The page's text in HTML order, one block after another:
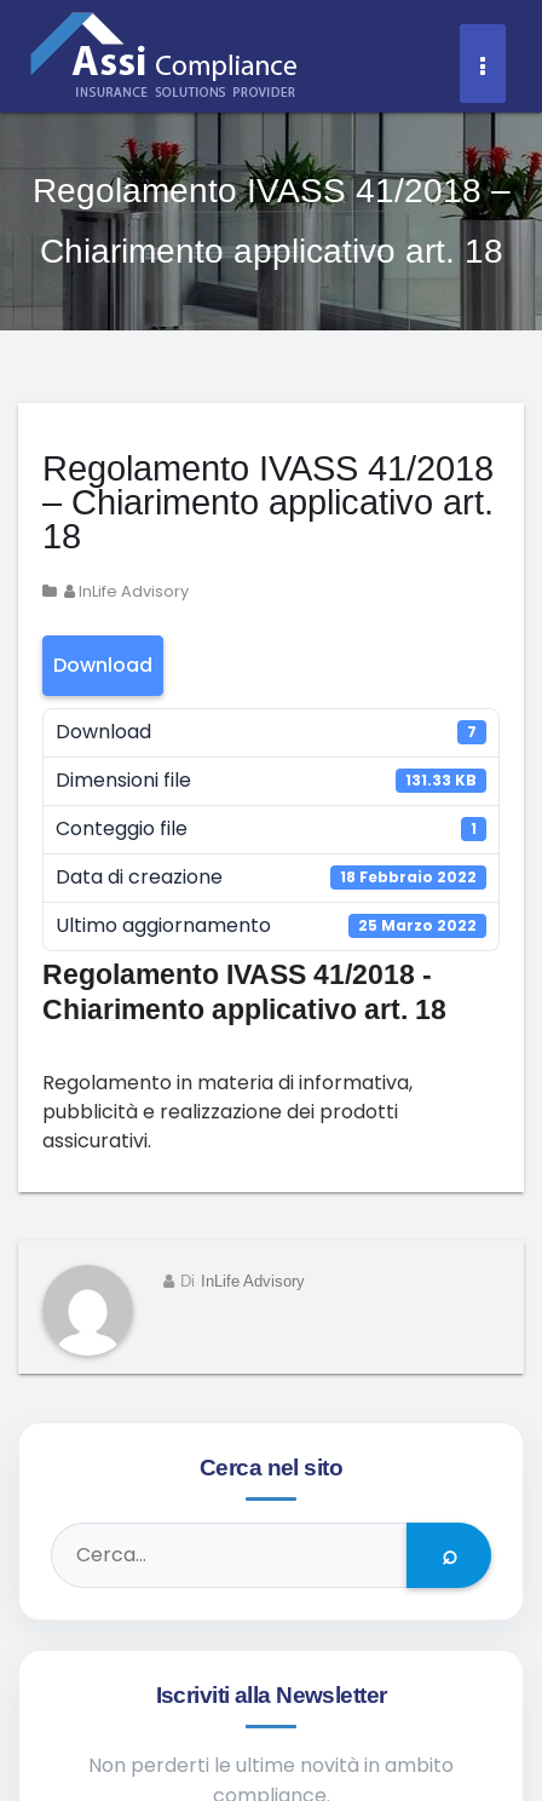
contenuto
Regolamento IVASS 41/2018 –
Chiarimento applicativo art. 18
Regolamento IVASS 41/2018
– Chiarimento applicativo art.
18
InLife Advisory
Download
Download 7
Dimensioni file 131.33 KB
Conteggio file 1
Data di creazione 18 Febbraio 2022
Ultimo aggiornamento 25 Marzo 2022
Regolamento IVASS 41/2018 -
Chiarimento applicativo art. 18
Regolamento in materia di informativa,
pubblicità e realizzazione dei prodotti
assicurativi.
Di InLife Advisory
Cerca nel sito
⌕
Iscriviti alla Newsletter
Non perderti le ultime novità in ambito
compliance.